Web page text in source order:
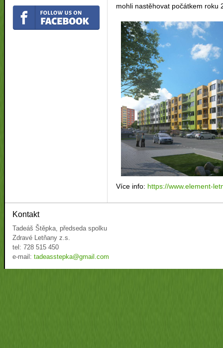
mohli nastěhovat počátkem roku
Více info: https://www.element-
Kontakt
Tadeáš Štěpka, předseda spolku
Zdravé Letňany z.s.
tel: 728 515 450
e-mail: tadeasstepka@gmail.com